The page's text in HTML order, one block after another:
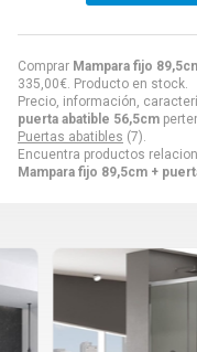
Comprar Mampara fijo
335,00€. Producto en stock.
Precio, información,
puerta abatible 56,5cm
Puertas abatibles (7).
Encuentra productos
Mampara fijo 89,5cm +